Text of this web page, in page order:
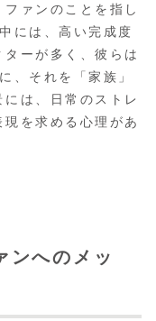
ァンのことを指し
には、高い完成度
ーが多く、彼らは
、それを「家族」
は、日常のストレ
を求める心理があ
ンへのメッ